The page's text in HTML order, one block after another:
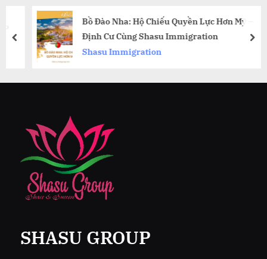
Bồ Đào Nha: Hộ Chiếu Quyền Lực Hơn Mỹ –
Định Cư Cùng Shasu Immigration
Shasu Immigration
prev
SHASU GROUP